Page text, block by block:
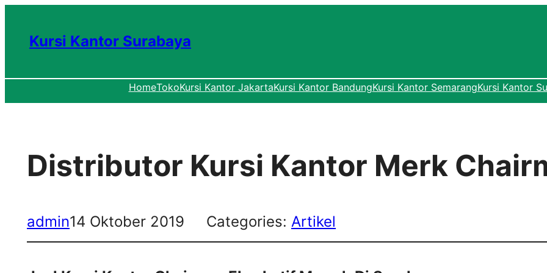
Kursi Kantor Surabaya
HomeTokoKursi Kantor JakartaKursi Kantor BandungKursi Kantor SemarangKursi Kantor
Distributor Kursi Kantor Merk
admin14 Oktober 2019 Categories: Artikel